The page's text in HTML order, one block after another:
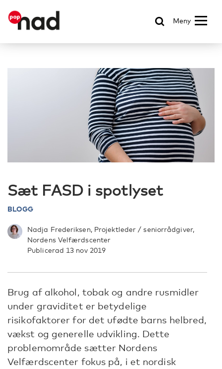
Meny
Sæt FASD i spotlyset
BLOGG
Nadja Frederiksen, Projektleder / seniorrådgiver,
Nordens Velfærdscenter
Publicerad 13 nov 2019
Brug af alkohol, tobak og andre rusmidler
under graviditet er betydelige
risikofaktorer for det ufødte barns helbred,
vækst og generelle udvikling. Dette
problemområde sætter Nordens
Velfærdscenter fokus på, i et nordisk